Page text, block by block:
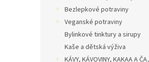
Bezlepkové potraviny
Veganské potraviny
Bylinkové tinktury a sirupy
Kaše a dětská výživa
KÁVY, KÁVOVINY, KAKAA A